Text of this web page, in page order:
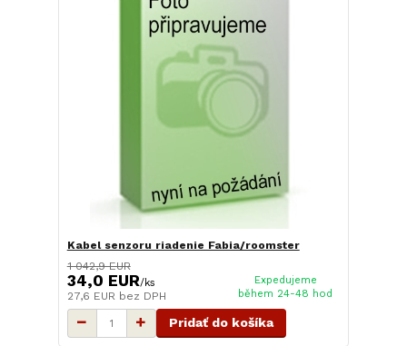
Kabel senzoru riadenie Fabia/roomster
1 042,9 EUR
34,0 EUR/ks
27,6 EUR bez DPH
Expedujeme
během 24-48 hod
Pridať do košíka